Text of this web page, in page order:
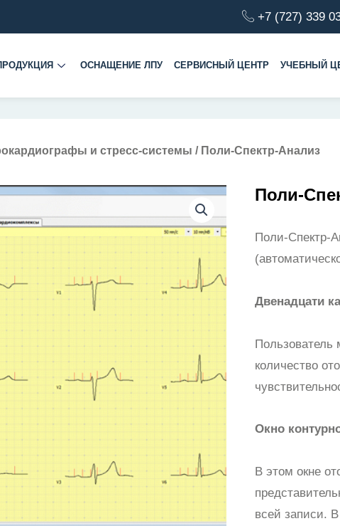
+7 (727) 339
ОСНАЩЕНИЕ ЛПУ СЕРВИСНЫЙ ЦЕНТР УЧЕБНЫЙ
и стресс-системы / Поли-Спектр-Анализ
Поли-
Поли-Спектр-
Двенадцати
Пользователь
количество
Окно
В этом окне
всей записи.